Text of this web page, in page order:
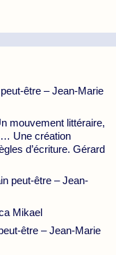
être – Jean-Marie
mouvement littéraire,
Une création
d’écriture. Gérard
peut-être – Jean-
Mikael
être – Jean-Marie